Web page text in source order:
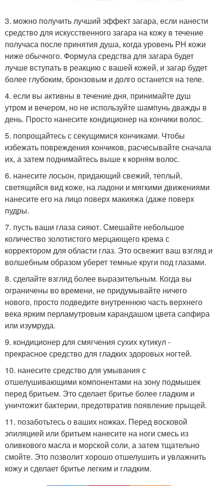
3. можно получить лучший эффект загара, если нанести
средство для искусственного загара на кожу в течение
получаса после принятия душа, когда уровень PH кожи
ниже обычного. Формула средства для загара будет
лучше вступать в реакцию с вашей кожей, и загар будет
более глубоким, бронзовым и долго останется на теле.
4. если вы активны в течение дня, принимайте душ
утром и вечером, но не используйте шампунь дважды в
день. Просто нанесите кондиционер на кончики волос.
5. попрощайтесь с секущимися кончиками. Чтобы
избежать повреждения кончиков, расчесывайте сначала
их, а затем поднимайтесь выше к корням волос.
6. нанесите лосьон, придающий свежий, теплый,
светящийся вид коже, на ладони и мягкими движениями
нанесите его на лицо поверх макияжа (даже поверх
пудры.
7. пусть ваши глаза сияют. Смешайте небольшое
количество золотистого мерцающего крема с
корректором для области глаз. Это освежит ваш взгляд и
волшебным образом уберет темные круги под глазами.
8. сделайте взгляд более выразительным. Когда вы
ограничены во времени, не придумывайте ничего
нового, просто подведите внутреннюю часть верхнего
века ярким перламутровым карандашом цвета сапфира
или изумруда.
9. кондиционер для смягчения сухих кутикул -
прекрасное средство для гладких здоровых ногтей.
10. нанесите средство для умывания с
отшелушивающими компонентами на зону подмышек
перед бритьем. Это сделает бритье более гладким и
уничтожит бактерии, предотвратив появление прыщей.
11. позаботьтесь о ваших ножках. Перед восковой
эпиляцией или бритьем нанесите на ноги смесь из
оливкового масла и морской соли, а затем тщательно
смойте. Это позволит хорошо отшелушить и увлажнить
кожу и сделает бритье легким и гладким.